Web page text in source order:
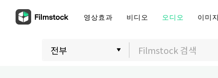
영상효과 비디오 오디오 이미